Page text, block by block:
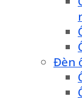
Đèn